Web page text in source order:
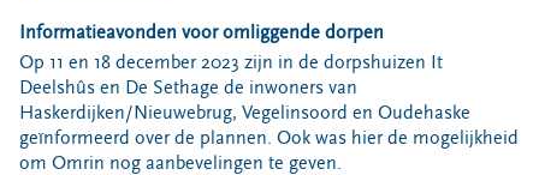
Informatieavonden voor omliggende dorpen
Op 11 en 18 december 2023 zijn in de dorpshuizen It
Deelshûs en De Sethage de inwoners van
Haskerdijken/Nieuwebrug, Vegelinsoord en Oudehaske
geïnformeerd over de plannen. Ook was hier de mogelijkheid
om Omrin nog aanbevelingen te geven.